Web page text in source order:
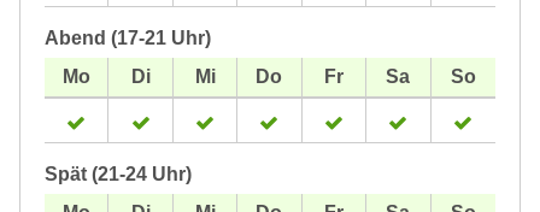
Abend (17-21 Uhr)
Spät (21-24 Uhr)